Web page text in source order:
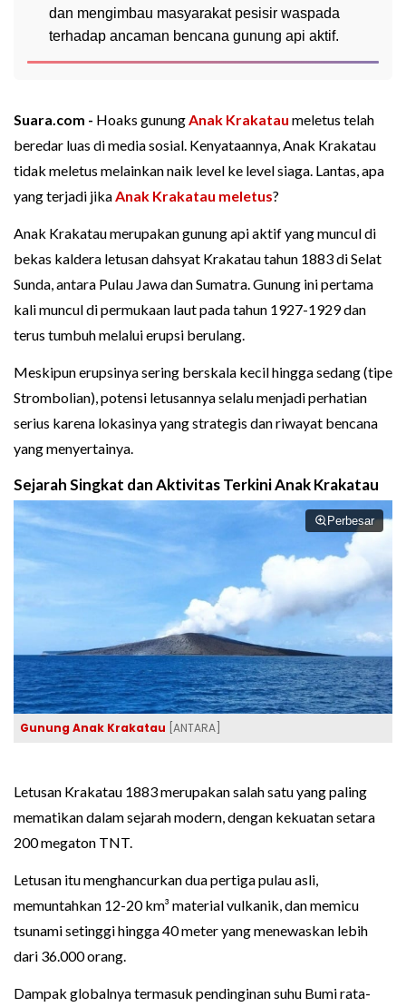
dan mengimbau masyarakat pesisir waspada
terhadap ancaman bencana gunung api aktif.
Suara.com - Hoaks gunungAnak Krakatau meletus telah
beredar luas di media sosial. Kenyataannya, Anak Krakatau
tidak meletus melainkan naik level ke level siaga. Lantas, apa
yang terjadi jikaAnak Krakatau meletus?
Anak Krakatau merupakan gunung api aktif yang muncul di
bekas kaldera letusan dahsyat Krakatau tahun 1883 di Selat
Sunda, antara Pulau Jawa dan Sumatra. Gunung ini pertama
kali muncul di permukaan laut pada tahun 1927-1929 dan
terus tumbuh melalui erupsi berulang.
Meskipun erupsinya sering berskala kecil hingga sedang (tipe
Strombolian), potensi letusannya selalu menjadi perhatian
serius karena lokasinya yang strategis dan riwayat bencana
yang menyertainya.
Sejarah Singkat dan Aktivitas Terkini Anak Krakatau
Perbesar
Gunung Anak Krakatau [ANTARA]
Letusan Krakatau 1883 merupakan salah satu yang paling
mematikan dalam sejarah modern, dengan kekuatan setara
200 megaton TNT.
Letusan itu menghancurkan dua pertiga pulau asli,
memuntahkan 12-20 km³ material vulkanik, dan memicu
tsunami setinggi hingga 40 meter yang menewaskan lebih
dari 36.000 orang.
Dampak globalnya termasuk pendinginan suhu Bumi rata-